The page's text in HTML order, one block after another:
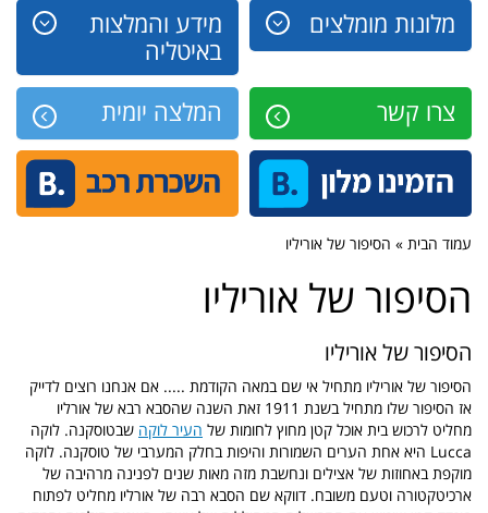
מלונות מומלצים
מידע והמלצות
באיטליה
צרו קשר
המלצה יומית
עמוד הבית » הסיפור של אוריליו
הסיפור של אוריליו
הסיפור של אוריליו
הסיפור של אוריליו מתחיל אי שם במאה הקודמת ..... אם אנחנו רוצים לדייק
אז הסיפור שלו מתחיל בשנת 1911 זאת השנה שהסבא רבא של אורליו
מחליט לרכוש בית אוכל קטן מחוץ לחומות של העיר לוקה שבטוסקנה. לוקה
Lucca היא אחת הערים השמורות והיפות בחלק המערבי של טוסקנה. לוקה
מוקפת באחוזות של אצילים ונחשבת מזה מאות שנים לפנינה מרהיבה של
ארכיטקטורה וטעם משובח. דווקא שם הסבא רבה של אורליו מחליט לפתוח